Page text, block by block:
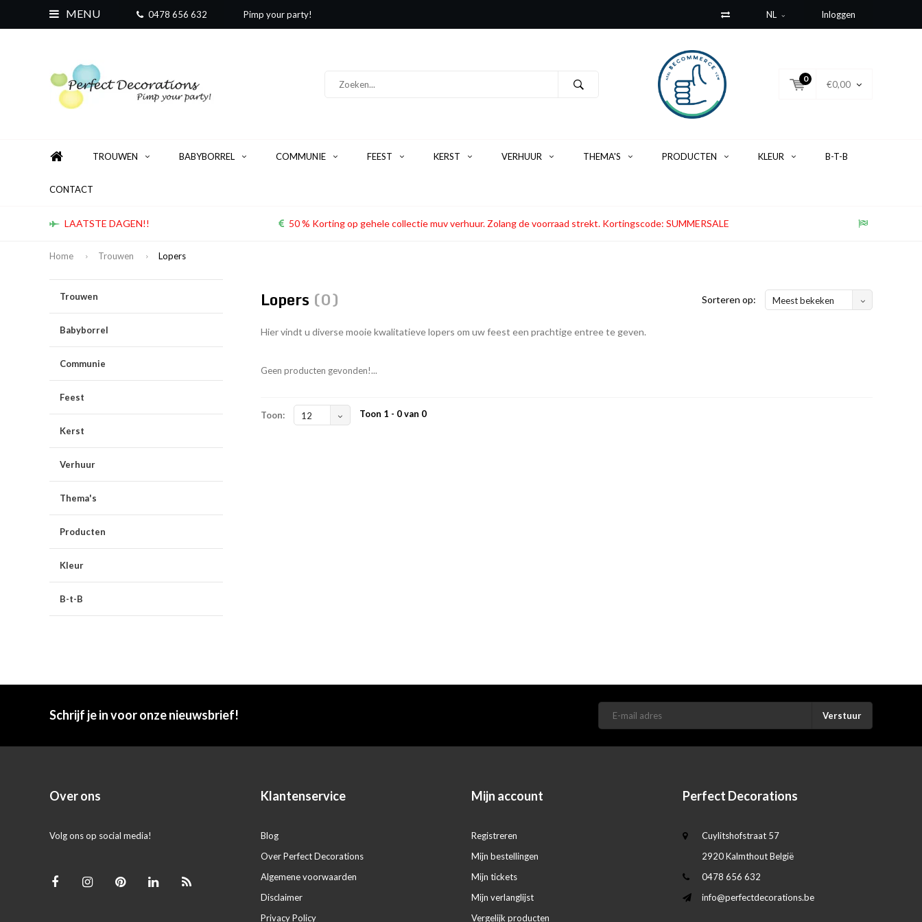
MENU 0478 656 632 Pimp your party! NL Inloggen
0
€0,00
TROUWEN BABYBORREL COMMUNIE FEEST KERST VERHUUR THEMA'S PRODUCTEN KLEUR B-T-B
CONTACT
LAATSTE DAGEN!! 50 % Korting op gehele collectie muv verhuur. Zolang de voorraad strekt. Kortingscode: SUMMERSALE
Home Trouwen Lopers
Trouwen
Babyborrel
Communie
Feest
Kerst
Verhuur
Thema's
Producten
Kleur
B-t-B
Lopers (0) Sorteren op: Meest bekeken
Hier vindt u diverse mooie kwalitatieve lopers om uw feest een prachtige entree te geven.
Geen producten gevonden!...
Toon: 12 Toon 1 - 0 van 0
Schrijf je in voor onze nieuwsbrief! Verstuur
Over ons
Volg ons op social media!
Klantenservice
Blog
Over Perfect Decorations
Algemene voorwaarden
Disclaimer
Privacy Policy
Mijn account
Registreren
Mijn bestellingen
Mijn tickets
Mijn verlanglijst
Vergelijk producten
Perfect Decorations
Cuylitshofstraat 57
2920 Kalmthout België
0478 656 632
info@perfectdecorations.be